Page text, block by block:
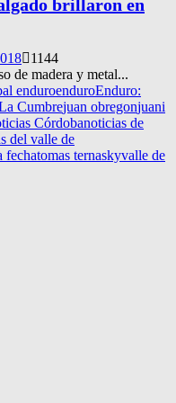
brillaron en
1144
de madera y metal...
enduroenduroEnduro:
Cumbrejuan obregonjuani
Córdobanoticias de
del valle de
fechatomas ternaskyvalle de